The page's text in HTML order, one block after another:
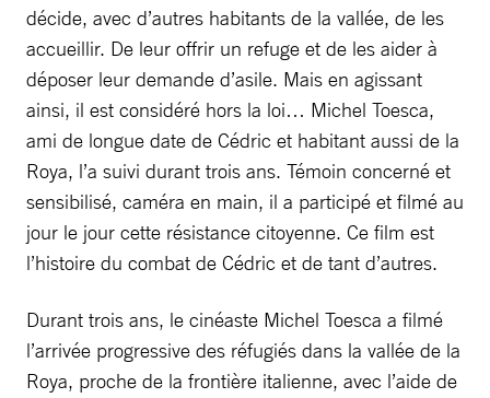
décide, avec d’autres habitants de la vallée, de les
accueillir. De leur offrir un refuge et de les aider à
déposer leur demande d’asile. Mais en agissant
ainsi, il est considéré hors la loi… Michel Toesca,
ami de longue date de Cédric et habitant aussi de la
Roya, l’a suivi durant trois ans. Témoin concerné et
sensibilisé, caméra en main, il a participé et filmé au
jour le jour cette résistance citoyenne. Ce film est
l’histoire du combat de Cédric et de tant d’autres.
Durant trois ans, le cinéaste Michel Toesca a filmé
l’arrivée progressive des réfugiés dans la vallée de la
Roya, proche de la frontière italienne, avec l’aide de